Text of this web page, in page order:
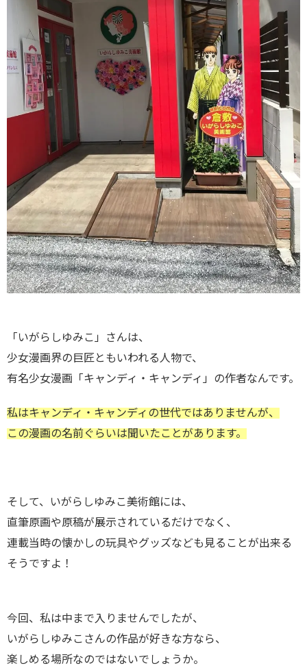
「いがらしゆみこ」さんは、
少女漫画界の巨匠ともいわれる人物で、
有名少女漫画「キャンディ・キャンディ」の作者なんです。
私はキャンディ・キャンディの世代ではありませんが、
この漫画の名前ぐらいは聞いたことがあります。
そして、いがらしゆみこ美術館には、
直筆原画や原稿が展示されているだけでなく、
連載当時の懐かしの玩具やグッズなども見ることが出来る
そうですよ！
今回、私は中まで入りませんでしたが、
いがらしゆみこさんの作品が好きな方なら、
楽しめる場所なのではないでしょうか。